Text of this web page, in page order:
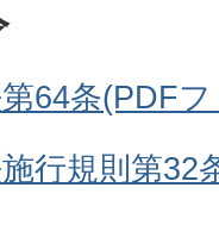
64条(PDF
行規則第32